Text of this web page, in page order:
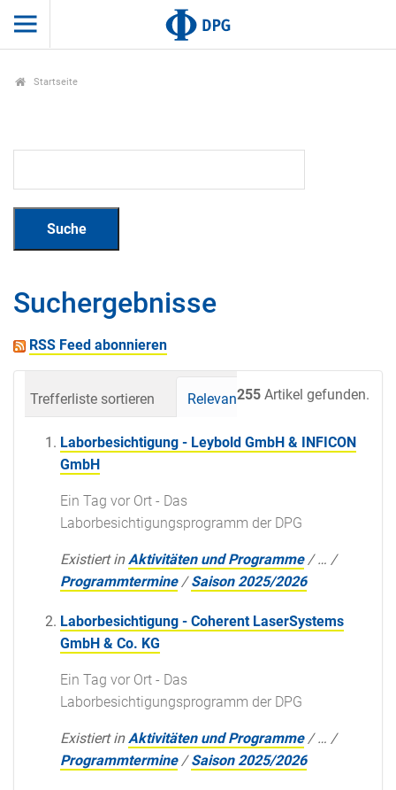
Startseite
Suchergebnisse
RSS Feed abonnieren
255 Artikel gefunden.
Trefferliste sortieren Relevanz Datum
Laborbesichtigung - Leybold GmbH & INFICON
GmbH
Ein Tag vor Ort - Das
Laborbesichtigungsprogramm der DPG
Existiert in Aktivitäten und Programme /… /
Programmtermine /Saison 2025/2026
Laborbesichtigung - Coherent LaserSystems
GmbH & Co. KG
Ein Tag vor Ort - Das
Laborbesichtigungsprogramm der DPG
Existiert in Aktivitäten und Programme /… /
Programmtermine /Saison 2025/2026